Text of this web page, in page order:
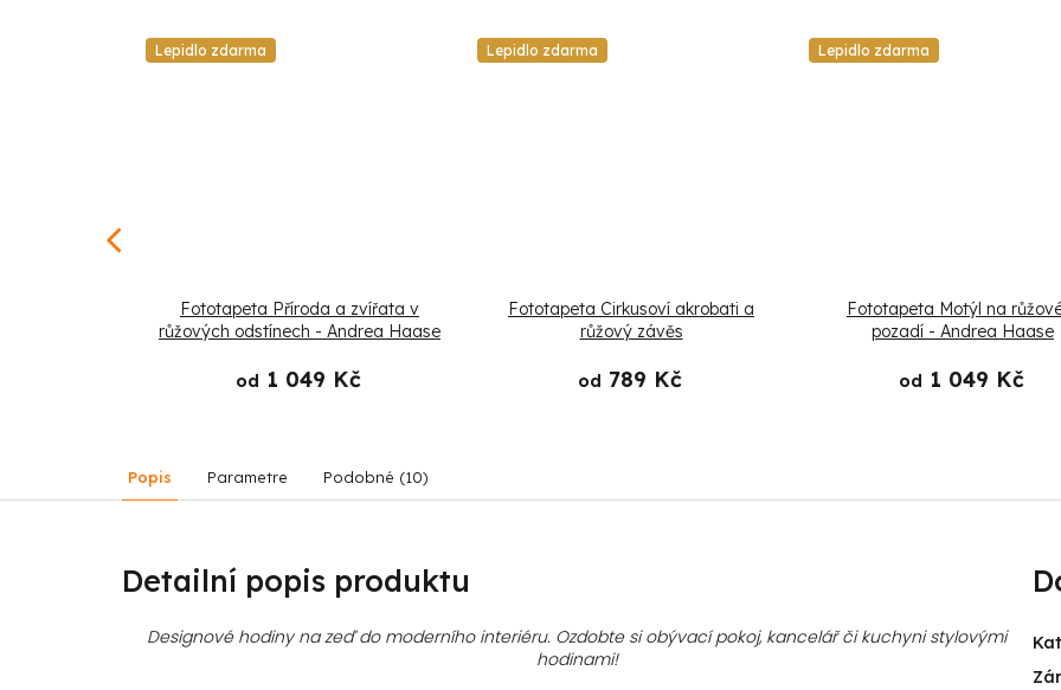
Lepidlo zdarma
Fototapeta Příroda a zvířata v
růžových odstínech - Andrea Haase
od 1 049 Kč
Lepidlo zdarma
Fototapeta Cirkusoví akrobati a
růžový závěs
od 789 Kč
Lepidlo zdarma
Fototapeta Motýl na
pozadí - Andrea Haase
od 1 049 Kč
Popis Parametre Podobné (10)
Detailní popis produktu
Designové hodiny na zeď do moderního interiéru. Ozdobte si obývací pokoj, kancelář či kuchyni stylovými
hodinami!